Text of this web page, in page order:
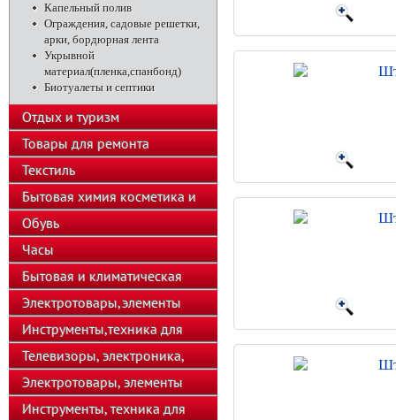
Капельный полив
Ограждения, садовые решетки,
арки, бордюрная лента
Укрывной
материал(пленка,спанбонд)
Биотуалеты и септики
Отдых и туризм
Товары для ремонта
Текстиль
Бытовая химия косметика и
парфюмерия
Обувь
Часы
Бытовая и климатическая
техника
Электротовары,элементы
питания
Инструменты,техника для
подсобного хозяйства
Телевизоры, электроника,
телефоны
Электротовары, элементы
питания, освещение
Инструменты, техника для